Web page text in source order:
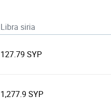
Libra siria
127.79 SYP
1,277.9 SYP